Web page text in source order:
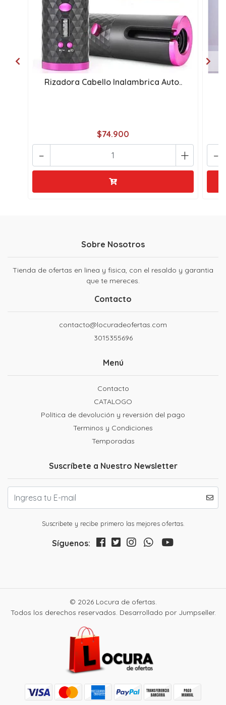
Rizadora Cabello Inalambrica Auto..
$74.900
+
- -
Sobre Nosotros
Tienda de ofertas en linea y fisica, con el resaldo y garantia
que te mereces.
Contacto
contacto@locuradeofertas.com
3015355696
Menú
Contacto
CATALOGO
Política de devolución y reversión del pago
Terminos y Condiciones
Temporadas
Suscríbete a Nuestro Newsletter
Suscribete y recibe primero las mejores ofertas.
Síguenos:
© 2026 Locura de ofertas.
Todos los derechos reservados. Desarrollado por Jumpseller.